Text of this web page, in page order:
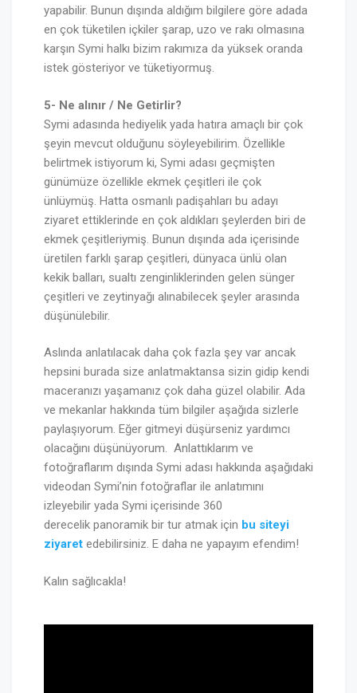
yapabilir. Bunun dışında aldığım bilgilere göre adada
en çok tüketilen içkiler şarap, uzo ve rakı olmasına
karşın Symi halkı bizim rakımıza da yüksek oranda
istek gösteriyor ve tüketiyormuş.
5- Ne alınır / Ne Getirlir?
Symi adasında hediyelik yada hatıra amaçlı bir çok
şeyin mevcut olduğunu söyleyebilirim. Özellikle
belirtmek istiyorum ki, Symi adası geçmişten
günümüze özellikle ekmek çeşitleri ile çok
ünlüymüş. Hatta osmanlı padişahları bu adayı
ziyaret ettiklerinde en çok aldıkları şeylerden biri de
ekmek çeşitleriymiş. Bunun dışında ada içerisinde
üretilen farklı şarap çeşitleri, dünyaca ünlü olan
kekik balları, sualtı zenginliklerinden gelen sünger
çeşitleri ve zeytinyağı alınabilecek şeyler arasında
düşünülebilir.
Aslında anlatılacak daha çok fazla şey var ancak
hepsini burada size anlatmaktansa sizin gidip kendi
maceranızı yaşamanız çok daha güzel olabilir. Ada
ve mekanlar hakkında tüm bilgiler aşağıda sizlerle
paylaşıyorum. Eğer gitmeyi düşürseniz yardımcı
olacağını düşünüyorum. Anlattıklarım ve
fotoğraflarım dışında Symi adası hakkında aşağıdaki
videodan Symi’nin fotoğraflar ile anlatımını
izleyebilir yada Symi içerisinde 360
derecelik panoramik bir tur atmak için bu siteyi
ziyaret edebilirsiniz. E daha ne yapayım efendim!
Kalın sağlıcakla!